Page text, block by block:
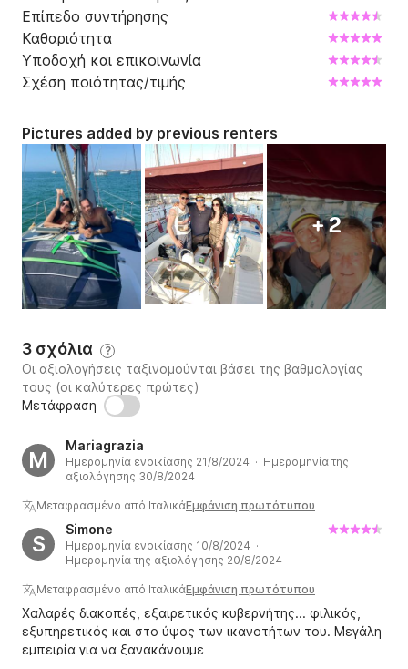
Επίπεδο συντήρησης
Καθαριότητα
Υποδοχή και επικοινωνία
Σχέση ποιότητας/τιμής
Pictures added by previous renters
+ 2
3 σχόλια ?
Οι αξιολογήσεις ταξινομούνται βάσει της βαθμολογίας
τους (οι καλύτερες πρώτες)
Μετάφραση
M
Mariagrazia
Ημερομηνία ενοικίασης 21/8/2024 · Ημερομηνία της
αξιολόγησης 30/8/2024
Μεταφρασμένο από ΙταλικάΕμφάνιση πρωτότυπου
S
Simone
Ημερομηνία ενοικίασης 10/8/2024 ·
Ημερομηνία της αξιολόγησης 20/8/2024
Μεταφρασμένο από ΙταλικάΕμφάνιση πρωτότυπου
Χαλαρές διακοπές, εξαιρετικός κυβερνήτης... φιλικός,
εξυπηρετικός και στο ύψος των ικανοτήτων του. Μεγάλη
εμπειρία για να ξανακάνουμε